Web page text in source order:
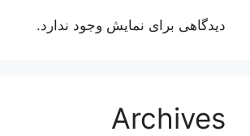
دیدگاهی برای نمایش وجود ندارد.
Archives